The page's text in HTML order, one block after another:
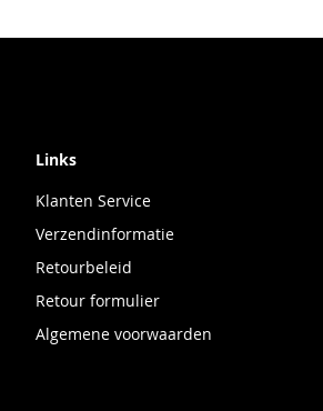
Links
Klanten Service
Verzendinformatie
Retourbeleid
Retour formulier
Algemene voorwaarden